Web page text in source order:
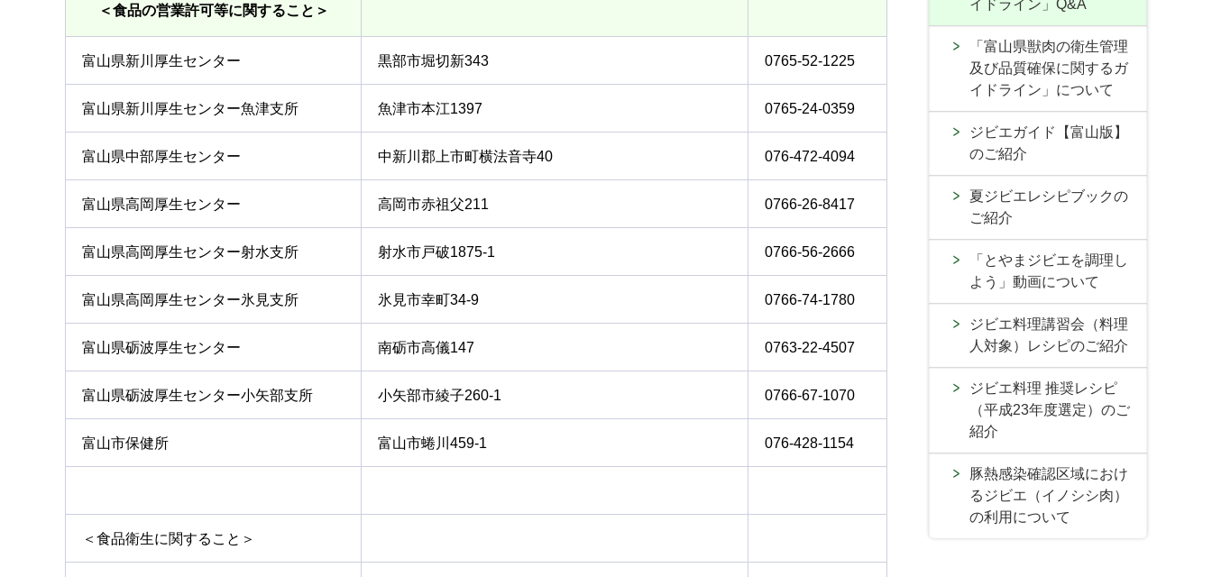
＜食品の営業許可等に関すること＞
富山県新川厚生センター 黒部市堀切新343 0765-52-1225
富山県新川厚生センター魚津支所 魚津市本江1397 0765-24-0359
富山県中部厚生センター 中新川郡上市町横法音寺40 076-472-4094
富山県高岡厚生センター 高岡市赤祖父211 0766-26-8417
富山県高岡厚生センター射水支所 射水市戸破1875-1 0766-56-2666
富山県高岡厚生センター氷見支所 氷見市幸町34-9 0766-74-1780
富山県砺波厚生センター 南砺市高儀147 0763-22-4507
富山県砺波厚生センター小矢部支所 小矢部市綾子260-1 0766-67-1070
富山市保健所 富山市蜷川459-1 076-428-1154
＜食品衛生に関すること＞
イドライン」Q&A
「富山県獣肉の衛生管理
及び品質確保に関するガ
イドライン」について
ジビエガイド【富山版】
のご紹介
夏ジビエレシピブックの
ご紹介
「とやまジビエを調理し
よう」動画について
ジビエ料理講習会（料理
人対象）レシピのご紹介
ジビエ料理 推奨レシピ
（平成23年度選定）のご
紹介
豚熱感染確認区域におけ
るジビエ（イノシシ肉）
の利用について